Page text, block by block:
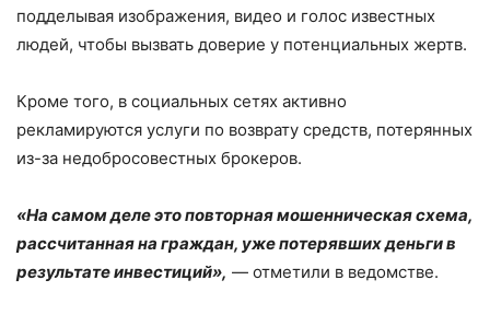
подделывая изображения, видео и голос известных
людей, чтобы вызвать доверие у потенциальных жертв.
Кроме того, в социальных сетях активно
рекламируются услуги по возврату средств, потерянных
из-за недобросовестных брокеров.
«На самом деле это повторная мошенническая схема,
рассчитанная на граждан, уже потерявших деньги в
результате инвестиций», — отметили в ведомстве.